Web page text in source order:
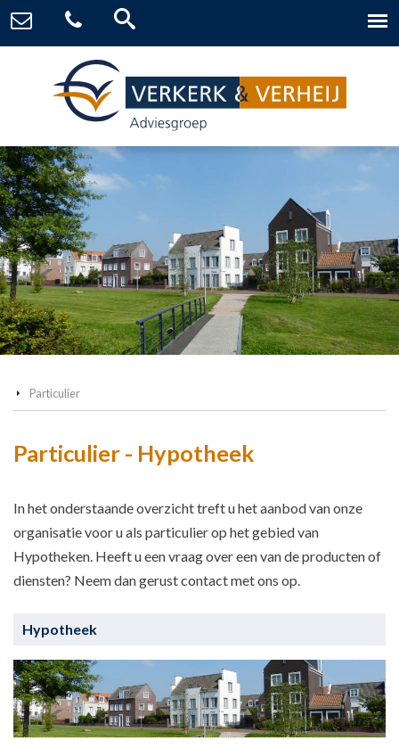
Particulier
Particulier - Hypotheek
In het onderstaande overzicht treft u het aanbod van onze
organisatie voor u als particulier op het gebied van
Hypotheken. Heeft u een vraag over een van de producten of
diensten? Neem dan gerust contact met ons op.
Hypotheek